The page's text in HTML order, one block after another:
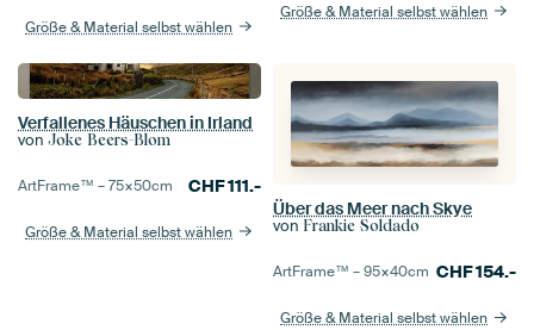
Größe & Material selbst wählen
Größe & Material selbst wählen
Verfallenes Häuschen in Irland
von Joke Beers-Blom
ArtFrame™ –75×50cm CHF111.-
Größe & Material selbst wählen
Über das Meer nach Skye
von Frankie Soldado
ArtFrame™ –95×40cm CHF154.-
Größe & Material selbst wählen